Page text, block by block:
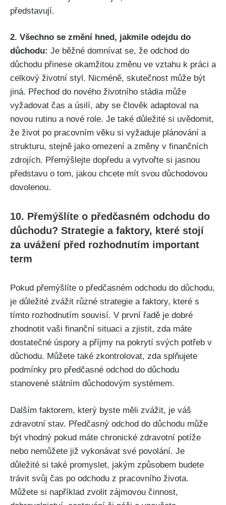
představují.
2. Všechno se změní hned, jakmile odejdu do
důchodu: Je běžné domnívat se, že odchod do
důchodu přinese okamžitou změnu ve vztahu k práci a
celkový životní styl. Nicméně, skutečnost může být
jiná. Přechod do nového životního stádia může
vyžadovat čas a úsilí, aby se člověk adaptoval na
novou rutinu a nové role. Je také důležité si uvědomit,
že život po pracovním věku si vyžaduje plánování a
strukturu, stejně jako omezení a změny v finančních
zdrojích. Přemýšlejte dopředu a vytvořte si jasnou
představu o tom, jakou chcete mít svou důchodovou
dovolenou.
10. Přemýšlíte o předčasném odchodu do
důchodu? Strategie a faktory, které stojí
za uvážení před rozhodnutím important
term
Pokud přemýšlíte o předčasném odchodu do důchodu,
je důležité zvážit různé strategie a faktory, které s
tímto rozhodnutím souvisí. V první řadě je dobré
zhodnotit vaši finanční situaci a zjistit, zda máte
dostatečné úspory a příjmy na pokrytí svých potřeb v
důchodu. Můžete také zkontrolovat, zda splňujete
podmínky pro předčasné odchod do důchodu
stanovené státním důchodovým systémem.
Dalším faktorem, který byste měli zvážit, je váš
zdravotní stav. Předčasný odchod do důchodu může
být vhodný pokud máte chronické zdravotní potíže
nebo nemůžete již vykonávat své povolání. Je
důležité si také promyslet, jakým způsobem budete
trávit svůj čas po odchodu z pracovního života.
Můžete si například zvolit zájmovou činnost,